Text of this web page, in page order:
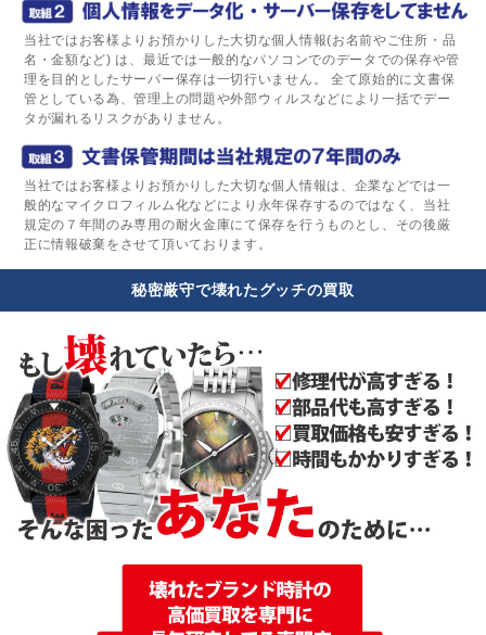
当社ではお客様よりお預かりした大切な個人情報(お名前やご住所・品
名・金額など) は、最近では一般的なパソコンでのデータでの保存や管
理を目的としたサーバー保存は一切行いません。 全て原始的に文書保
管としている為、管理上の問題や外部ウィルスなどにより一括でデー
タが漏れるリスクがありません。
当社ではお客様よりお預かりした大切な個人情報は、企業などでは一
般的なマイクロフィルム化などにより永年保存するのではなく、当社
規定の７年間のみ専用の耐火金庫にて保存を行うものとし、その後厳
正に情報破棄をさせて頂いております。
秘密厳守で壊れたグッチの買取